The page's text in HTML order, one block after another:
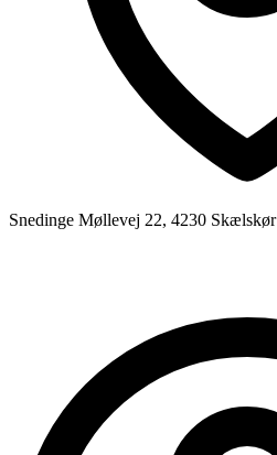
Snedinge Møllevej 22, 4230 Skælskør